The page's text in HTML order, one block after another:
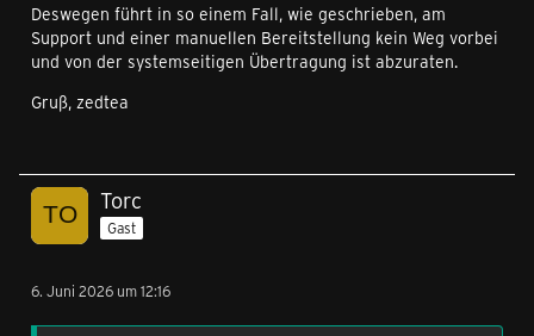
Deswegen führt in so einem Fall, wie geschrieben, am
Support und einer manuellen Bereitstellung kein Weg vorbei
und von der systemseitigen Übertragung ist abzuraten.
Gruß, zedtea
Torc
Gast
6. Juni 2026 um 12:16